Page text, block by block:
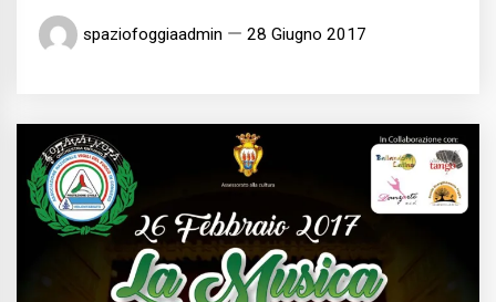
spaziofoggiaadmin 28 Giugno 2017